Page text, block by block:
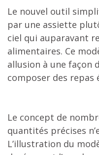
Le nouvel outil
par une assiette
ciel qui auparavant
alimentaires. Ce
allusion à une façon
composer des repas
Le concept de
quantités précises
L’illustration du